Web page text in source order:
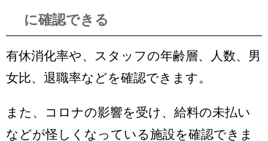
に確認できる
有休消化率や、スタッフの年齢層、人数、男
女比、退職率などを確認できます。
また、コロナの影響を受け、給料の未払い
などが怪しくなっている施設を確認できま